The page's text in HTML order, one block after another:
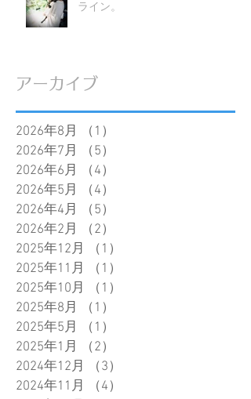
ライン。
アーカイブ
2026年8月 （1）
2026年7月
（5）
2026年6月
（4）
2026年5月
（4）
2026年4月
（5）
2026年2月
（2）
2025年12月
（1）
2025年11月
（1）
2025年10月
（1）
2025年8月
（1）
2025年5月
（1）
2025年1月
（2）
2024年12月
（3）
2024年11月
（4）